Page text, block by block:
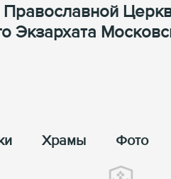
Православной
Экзархата
Храмы Фото